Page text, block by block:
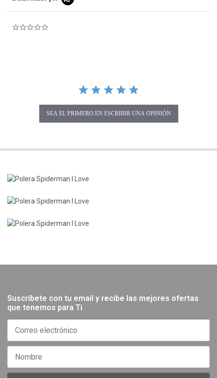
SEA EL PRIMERO EN ESCRIBIR UNA OPINIÓN
Suscríbete con tu email y recibe las mejores ofertas
que tenemos para Ti